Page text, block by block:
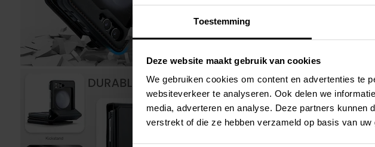
Toestemming
Deze website maakt gebruik van cookies
We gebruiken cookies om content en advertenties te
websiteverkeer te analyseren. Ook delen we
media, adverteren en analyse. Deze partners kunnen
verstrekt of die ze hebben verzameld op basis van